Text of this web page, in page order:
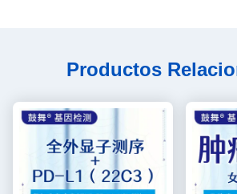
Productos